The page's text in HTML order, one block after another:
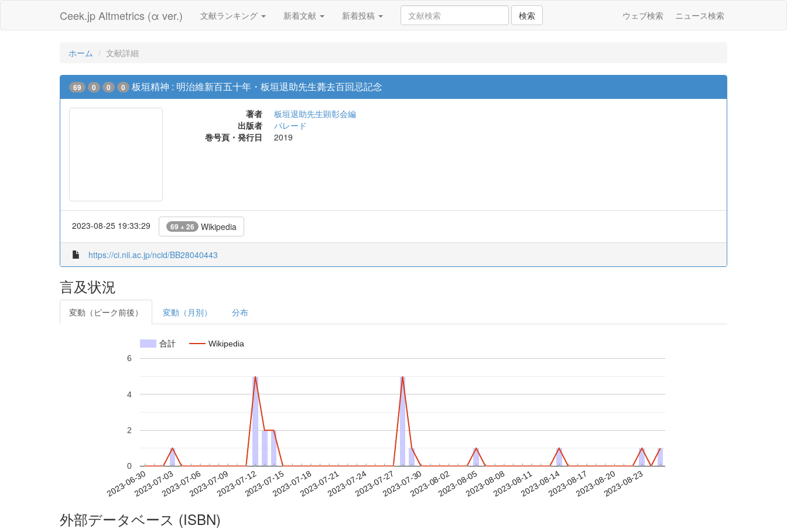
Ceek.jp Altmetrics (α ver.) 文献ランキング 新着文献 新着投稿 検索 ウェブ検索 ニュース検索
ホーム 文献詳細
69 0 0 0 板垣精神 : 明治維新百五十年・板垣退助先生薨去百回忌記念
著者
板垣退助先生顕彰会編
出版者
パレード
巻号頁・発行日
2019
2023-08-25 19:33:29 69 + 26 Wikipedia
https://ci.nii.ac.jp/ncid/BB28040443
言及状況
変動（ピーク前後） 変動（月別） 分布
合計 Wikipedia
2023-06-302023-07-032023-07-062023-07-092023-07-122023-07-152023-07-182023-07-212023-07-242023-07-272023-07-302023-08-022023-08-052023-08-082023-08-112023-08-142023-08-172023-08-202023-08-23
0
2
4
6
外部データベース (ISBN)